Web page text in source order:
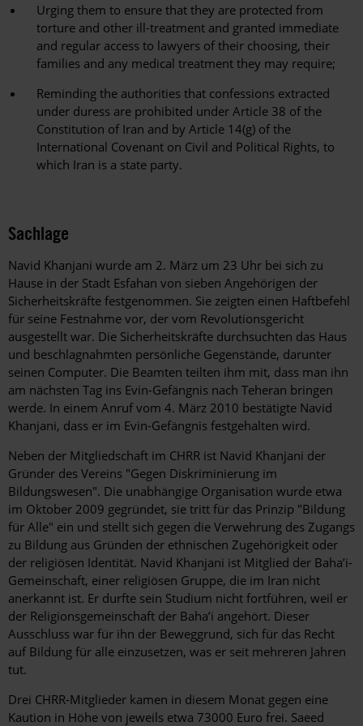
Urging them to ensure that they are protected from
torture and other ill-treatment and granted immediate
and regular access to lawyers of their choosing, their
families and any medical treatment they may require;
Reminding the authorities that confessions extracted
under duress are prohibited under Article 38 of the
Constitution of Iran and by Article 14(g) of the
International Covenant on Civil and Political Rights, to
which Iran is a state party.
Sachlage
Navid Khanjani wurde am 2. März um 23 Uhr bei sich zu
Hause in der Stadt Esfahan von sieben Angehörigen der
Sicherheitskräfte festgenommen. Sie zeigten einen Haftbefehl
für seine Festnahme vor, der vom Revolutionsgericht
ausgestellt war. Die Sicherheitskräfte durchsuchten das Haus
und beschlagnahmten persönliche Gegenstände, darunter
seinen Computer. Die Beamten teilten ihm mit, dass man ihn
am nächsten Tag ins Evin-Gefängnis nach Teheran bringen
werde. In einem Anruf vom 4. März 2010 bestätigte Navid
Khanjani, dass er im Evin-Gefängnis festgehalten wird.
Neben der Mitgliedschaft im CHRR ist Navid Khanjani der
Gründer des Vereins "Gegen Diskriminierung im
Bildungswesen". Die unabhängige Organisation wurde etwa
im Oktober 2009 gegründet, sie tritt für das Prinzip "Bildung
für Alle" ein und stellt sich gegen die Verwehrung des Zugangs
zu Bildung aus Gründen der ethnischen Zugehörigkeit oder
der religiösen Identität. Navid Khanjani ist Mitglied der Baha’i-
Gemeinschaft, einer religiösen Gruppe, die im Iran nicht
anerkannt ist. Er durfte sein Studium nicht fortführen, weil er
der Religionsgemeinschaft der Baha’i angehört. Dieser
Ausschluss war für ihn der Beweggrund, sich für das Recht
auf Bildung für alle einzusetzen, was er seit mehreren Jahren
tut.
Drei CHRR-Mitglieder kamen in diesem Monat gegen eine
Kaution in Höhe von jeweils etwa 73000 Euro frei. Saeed